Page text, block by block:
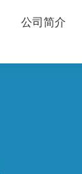
公司简介